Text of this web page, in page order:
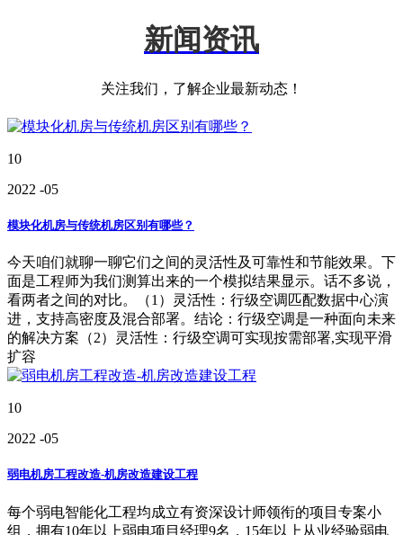
新闻资讯
关注我们，了解企业最新动态！
10
2022 -05
模块化机房与传统机房区别有哪些？
今天咱们就聊一聊它们之间的灵活性及可靠性和节能效果。下
面是工程师为我们测算出来的一个模拟结果显示。话不多说，
看两者之间的对比。（1）灵活性：行级空调匹配数据中心演
进，支持高密度及混合部署。结论：行级空调是一种面向未来
的解决方案（2）灵活性：行级空调可实现按需部署,实现平滑
扩容
10
2022 -05
弱电机房工程改造-机房改造建设工程
每个弱电智能化工程均成立有资深设计师领衔的项目专案小
组，拥有10年以上弱电项目经理9名，15年以上从业经验弱电